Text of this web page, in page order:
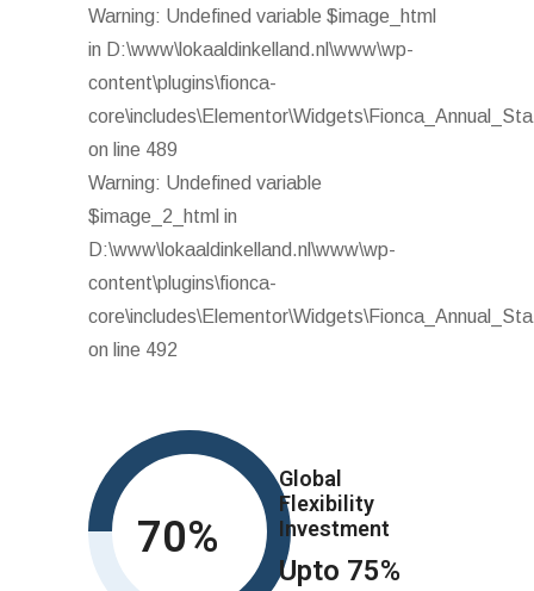
Warning: Undefined variable $image_html
in D:\www\lokaaldinkelland.nl\www\wp-
content\plugins\fionca-
on line 489
Warning: Undefined variable
$image_2_html in
D:\www\lokaaldinkelland.nl\www\wp-
content\plugins\fionca-
on line 492
75
Global
Flexibility
Investment
Upto 75%